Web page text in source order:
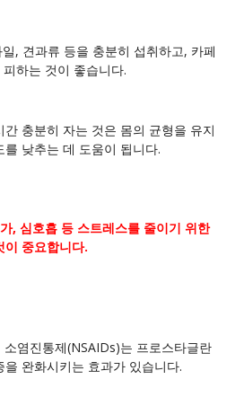
, 견과류 등을 충분히 섭취하고, 카페
하는 것이 좋습니다.
충분히 자는 것은 몸의 균형을 유지
낮추는 데 도움이 됩니다.
, 심호흡 등 스트레스를 줄이기 위한
이 중요합니다.
염진통제(NSAIDs)는 프로스타글란
완화시키는 효과가 있습니다.